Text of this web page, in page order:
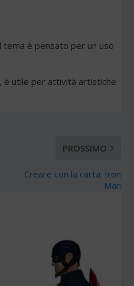
tema è pensato per un uso
è utile per attività artistiche
PROSSIMO
Creare con la carta: Iron
Man